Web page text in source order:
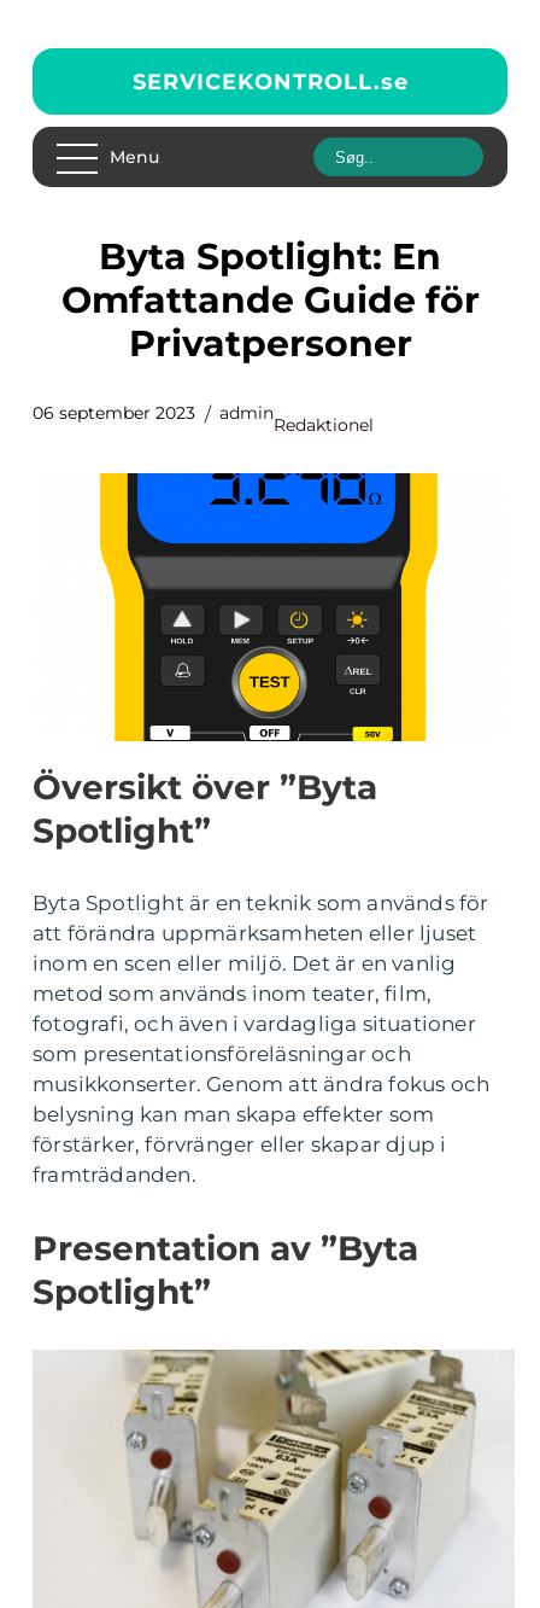
SERVICEKONTROLL.se
Menu
Byta Spotlight: En
Omfattande Guide för
Privatpersoner
06 september 2023 admin
Redaktionel
Översikt över ”Byta
Spotlight”
Byta Spotlight är en teknik som används för
att förändra uppmärksamheten eller ljuset
inom en scen eller miljö. Det är en vanlig
metod som används inom teater, film,
fotografi, och även i vardagliga situationer
som presentationsföreläsningar och
musikkonserter. Genom att ändra fokus och
belysning kan man skapa effekter som
förstärker, förvränger eller skapar djup i
framträdanden.
Presentation av ”Byta
Spotlight”